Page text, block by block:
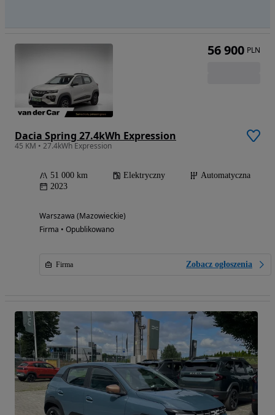
Dacia Spring 27.4kWh Expression
45 KM • 27.4kWh Expression
51 000 km Elektryczny
Automatyczna
2023
Warszawa (Mazowieckie)
Firma • Opublikowano
Firma Zobacz ogłoszenia
56 900 PLN